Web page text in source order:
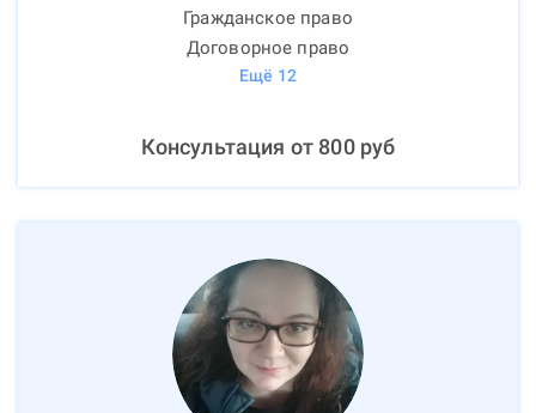
Гражданское право
Договорное право
Ещё 12
Консультация от 800руб